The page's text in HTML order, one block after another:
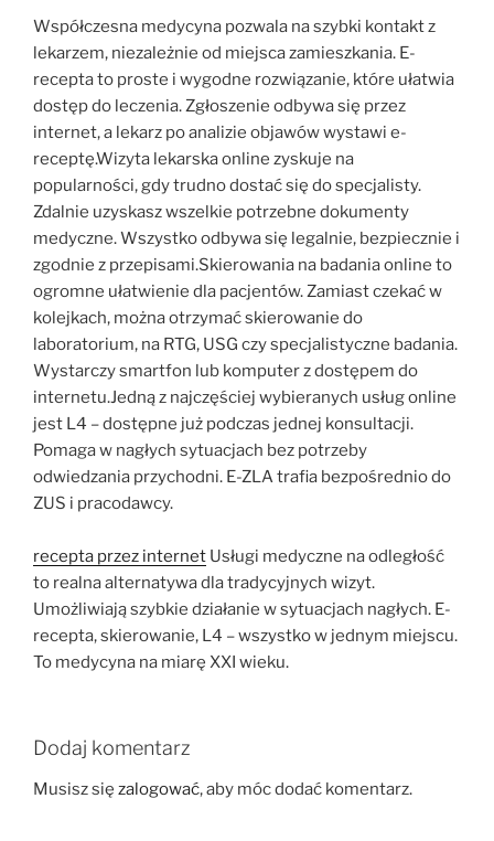
Współczesna medycyna pozwala na szybki kontakt z
lekarzem, niezależnie od miejsca zamieszkania. E-
recepta to proste i wygodne rozwiązanie, które ułatwia
dostęp do leczenia. Zgłoszenie odbywa się przez
internet, a lekarz po analizie objawów wystawi e-
receptę.Wizyta lekarska online zyskuje na
popularności, gdy trudno dostać się do specjalisty.
Zdalnie uzyskasz wszelkie potrzebne dokumenty
medyczne. Wszystko odbywa się legalnie, bezpiecznie i
zgodnie z przepisami.Skierowania na badania online to
ogromne ułatwienie dla pacjentów. Zamiast czekać w
kolejkach, można otrzymać skierowanie do
laboratorium, na RTG, USG czy specjalistyczne badania.
Wystarczy smartfon lub komputer z dostępem do
internetu.Jedną z najczęściej wybieranych usług online
jest L4 – dostępne już podczas jednej konsultacji.
Pomaga w nagłych sytuacjach bez potrzeby
odwiedzania przychodni. E-ZLA trafia bezpośrednio do
ZUS i pracodawcy.
recepta przez internet Usługi medyczne na odległość
to realna alternatywa dla tradycyjnych wizyt.
Umożliwiają szybkie działanie w sytuacjach nagłych. E-
recepta, skierowanie, L4 – wszystko w jednym miejscu.
To medycyna na miarę XXI wieku.
Dodaj komentarz
Musisz się zalogować, aby móc dodać komentarz.